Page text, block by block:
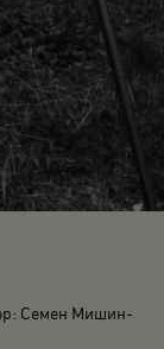
Семен Мишин-